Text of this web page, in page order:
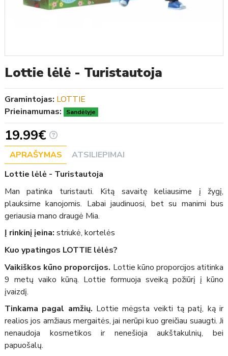
Lottie lėlė - Turistautoja
Gramintojas: LOTTIE
Prieinamumas:
Sandėlyje
19.99€
APRAŠYMAS
ATSILIEPIMAI
Lottie lėlė - Turistautoja
Man patinka turistauti. Kitą savaitę keliausime į žygį,
plauksime kanojomis. Labai jaudinuosi, bet su manimi bus
geriausia mano draugė Mia.
Į rinkinį įeina: striukė, kortelės
Kuo ypatingos LOTTIE lėlės?
Vaikiškos kūno proporcijos. Lottie kūno proporcijos atitinka
9 metų vaiko kūną. Lottie formuoja sveiką požiūrį į kūno
įvaizdį.
Tinkama pagal amžių. Lottie mėgsta veikti tą patį, ką ir
realios jos amžiaus mergaitės, jai nerūpi kuo greičiau suaugti. Ji
nenaudoja kosmetikos ir nenešioja aukštakulnių, bei
papuošalų.